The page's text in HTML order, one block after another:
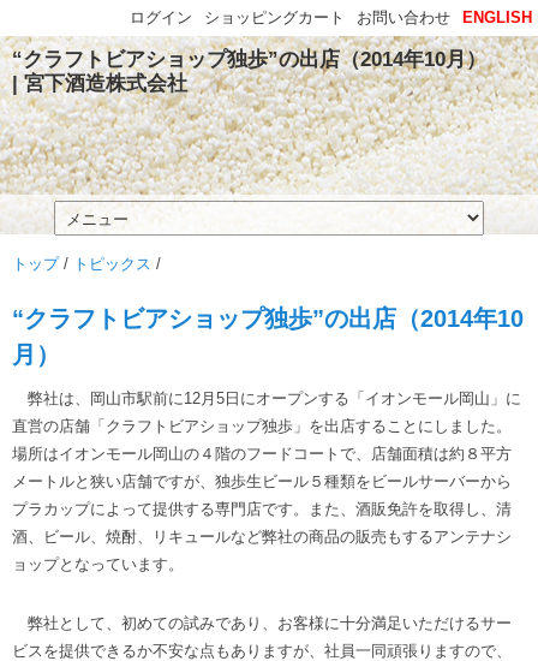
“クラフトビアショップ独歩”の出店（2014年10月）
| 宮下酒造株式会社
トップ/ トピックス /
“クラフトビアショップ独歩”の出店（2014年10
月）
弊社は、岡山市駅前に12月5日にオープンする「イオンモール岡山」に
直営の店舗「クラフトビアショップ独歩」を出店することにしました。
場所はイオンモール岡山の４階のフードコートで、店舗面積は約８平方
メートルと狭い店舗ですが、独歩生ビール５種類をビールサーバーから
プラカップによって提供する専門店です。また、酒販免許を取得し、清
酒、ビール、焼酎、リキュールなど弊社の商品の販売もするアンテナシ
ョップとなっています。
弊社として、初めての試みであり、お客様に十分満足いただけるサー
ビスを提供できるか不安な点もありますが、社員一同頑張りますので、
ENGLISH
お問い合わせ
ショッピングカート
ログイン